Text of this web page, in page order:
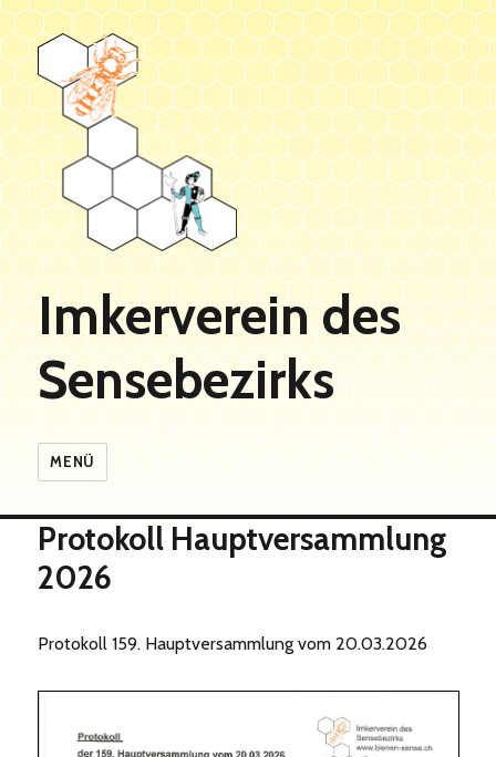
Imkerverein des
Sensebezirks
MENÜ
Protokoll Hauptversammlung
2026
Protokoll 159. Hauptversammlung vom 20.03.2026